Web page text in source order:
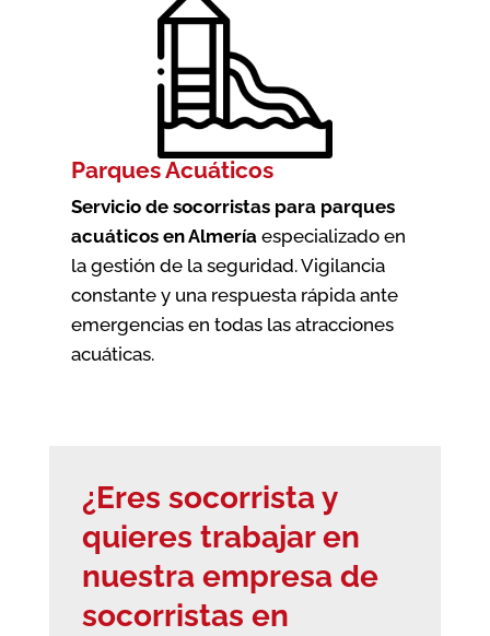
Parques Acuáticos
Servicio de socorristas para parques
acuáticos en Almería especializado en
la gestión de la seguridad. Vigilancia
constante y una respuesta rápida ante
emergencias en todas las atracciones
acuáticas.
¿Eres socorrista y
quieres trabajar en
nuestra empresa de
socorristas en